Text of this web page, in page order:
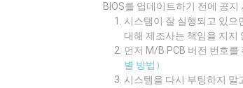
BIOS를 업데이트하기 전에 공지
시스템이 잘 실행되고 있으
대해 제조사는 책임을 지지
먼저 M/B PCB 버전 번호를
별 방법）
시스템을 다시 부팅하지 말